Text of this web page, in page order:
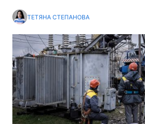
ТЕТЯНА СТЕПАНОВА